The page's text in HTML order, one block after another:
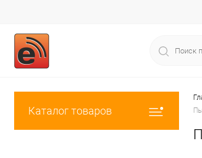
Каталог товаров